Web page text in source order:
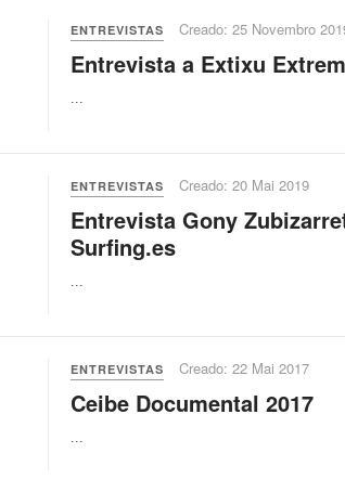
ENTREVISTAS Creado: 25 Novembro
Entrevista a Extixu
...
ENTREVISTAS Creado: 20 Mai 2019
Entrevista Gony
Surfing.es
...
ENTREVISTAS Creado: 22 Mai 2017
Ceibe Documental 2017
...